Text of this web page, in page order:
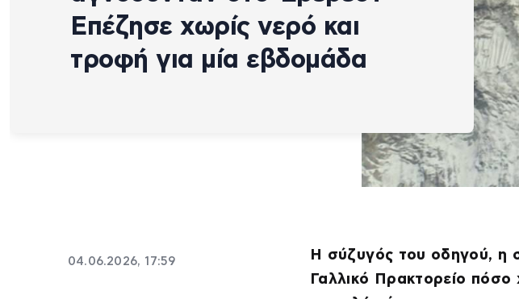
Επέζησε χωρίς νερό και
τροφή για μία εβδομάδα
04.06.2026, 17:59
Η σύζυγός του οδηγού, η
Γαλλικό Πρακτορείο πόσο